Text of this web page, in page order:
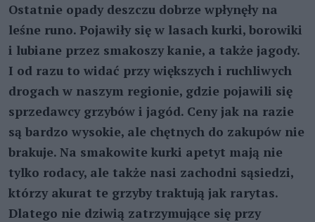
Ostatnie opady deszczu dobrze wpłynęły na
leśne runo. Pojawiły się w lasach kurki, borowiki
i lubiane przez smakoszy kanie, a także jagody.
I od razu to widać przy większych i ruchliwych
drogach w naszym regionie, gdzie pojawili się
sprzedawcy grzybów i jagód. Ceny jak na razie
są bardzo wysokie, ale chętnych do zakupów nie
brakuje. Na smakowite kurki apetyt mają nie
tylko rodacy, ale także nasi zachodni sąsiedzi,
którzy akurat te grzyby traktują jak rarytas.
Dlatego nie dziwią zatrzymujące się przy